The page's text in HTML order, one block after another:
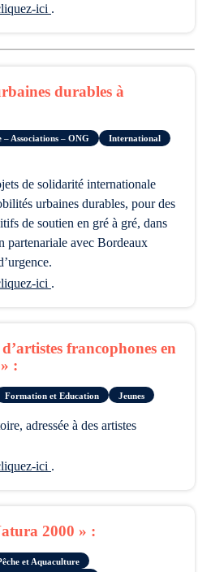
ici .
durables à
– Associations – ONG
International
urbaines durables, pour des
de soutien en gré à gré, dans
partenariale avec Bordeaux
ici .
francophones en
:
Formation et Education Jeunes
ici .
2000 » :
et Aquaculture